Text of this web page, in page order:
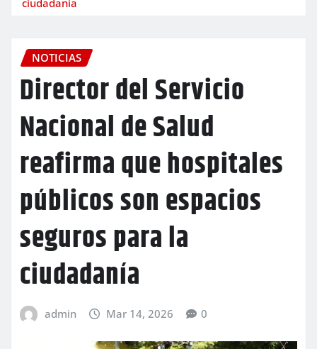
NOTICIAS
Director del Servicio
Nacional de Salud
reafirma que hospitales
públicos son espacios
seguros para la
ciudadanía
admin Mar 14, 2026 0